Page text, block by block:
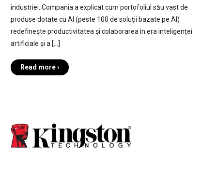
industriei. Compania a explicat cum portofoliul său vast de
produse dotate cu AI (peste 100 de soluții bazate pe AI)
redefinește productivitatea și colaborarea în era inteligenței
artificiale și a […]
Read more ›